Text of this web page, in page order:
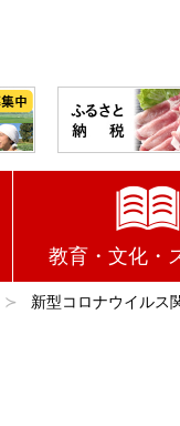
教育・文化・
新型コロナウイルス